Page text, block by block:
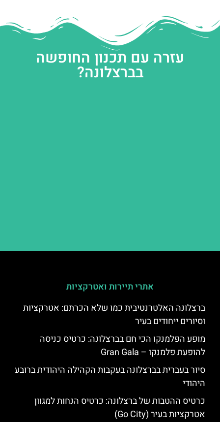
עזרה עם תכנון החופשה
בברצלונה?
אתרי תיירות ואטרקציות
ברצלונה האלטרנטיבית כמו שלא הכרתם: אטרקציות
וסיורים ייחודים בעיר
מופע הפלמנקו הכי חם בברצלונה: כרטיס כניסה
להופעת פלמנקו – Gran Gala
סיור בעברית בברצלונה בעקבות הקהילה היהודית ברובע
היהודי
כרטיס ההטבות של ברצלונה: כרטיס הנחות למגוון
אטרקציות בעיר (Go City)